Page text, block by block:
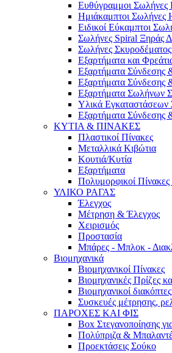
Ευθύγραμμοι Σωλήνες
Ημιάκαμπτοι Σωλήνες
Ειδικοί Εύκαμπτοι
Σωλήνες Spiral Ξηράς
Σωλήνες
Εξαρτήματα και
Εξαρτήματα Σύνδεσης
Εξαρτήματα Σύνδεσης
Εξαρτήματα Σωλήνων
Υλικά
Εξαρτήματα Σύνδεσης
ΚΥΤΙΑ & ΠΙΝΑΚΕΣ
Πλαστικοί Πίνακες
Μεταλλικά Κιβώτια
Κουτιά/Κυτία
Εξαρτήματα
Πολυμορφικοί Πίνακες
ΥΛΙΚΟ ΡΑΓΑΣ
Έλεγχος
Μέτρηση & Έλεγχος
Χειρισμός
Προστασία
Μπάρες - Μπλοκ -
Βιομηχανικά
Βιομηχανικοί Πίνακες
Βιομηχανικές Πρίζες
Βιομηχανικοί
Συσκευές μέτρησης,
ΠΑΡΟΧΕΣ ΚΑΙ ΦΙΣ
Box Στεγανοποίησης
Πολύπριζα &
Προεκτάσεις Σούκο